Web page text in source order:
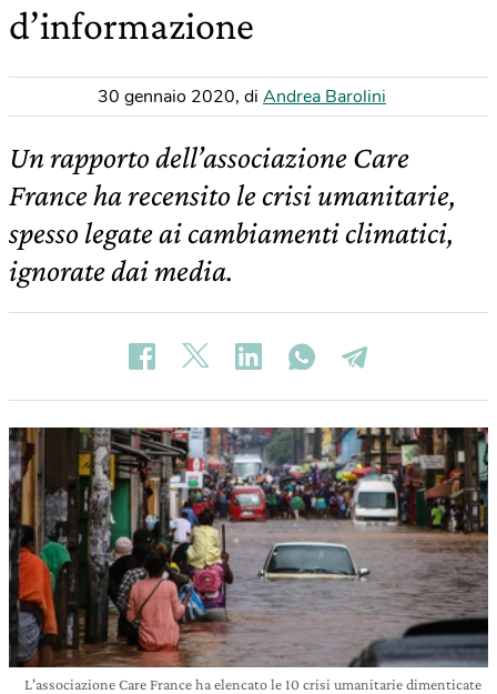
d’informazione
30 gennaio 2020, di Andrea Barolini
Un rapporto dell’associazione Care
France ha recensito le crisi umanitarie,
spesso legate ai cambiamenti climatici,
ignorate dai media.
L'associazione Care France ha elencato le 10 crisi umanitarie dimenticate